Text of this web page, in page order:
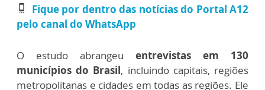
settings_cell
Fique por dentro das notícias do Portal A12
pelo canal do WhatsApp
O estudo abrangeu entrevistas em 130
municípios do Brasil, incluindo capitais, regiões
metropolitanas e cidades em todas as regiões. Ele